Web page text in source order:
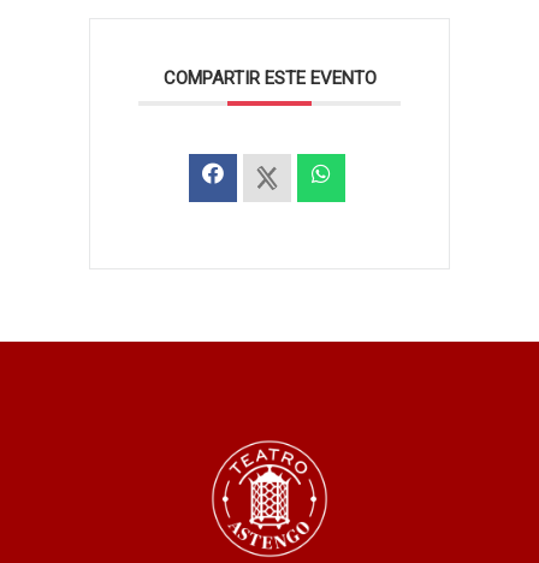
COMPARTIR ESTE EVENTO